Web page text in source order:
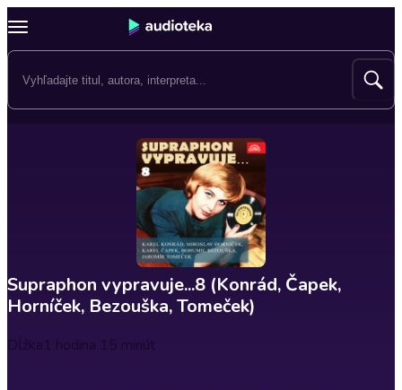
Supraphon vypravuje...8 (Konrád, Čapek,
Horníček, Bezouška, Tomeček)
Dĺžka1 hodina 15 minút